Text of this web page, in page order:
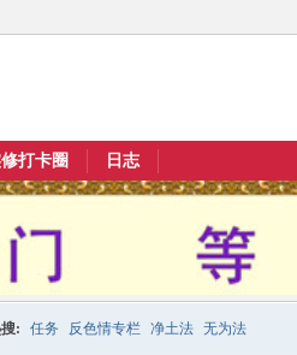
打卡圈 日志
: 任务 反色情专栏 净土法 无为法